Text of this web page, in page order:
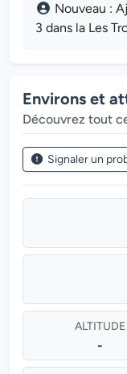
Nouveau :
3 dans la Les
Environs et
Découvrez tout
Signaler un
ALTITUDE
-